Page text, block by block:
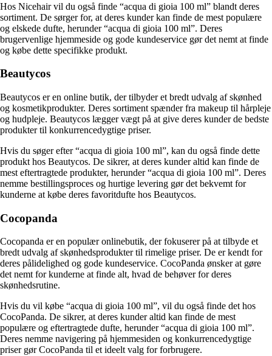
Hos Nicehair vil du også finde “acqua di gioia 100 ml” blandt deres
sortiment. De sørger for, at deres kunder kan finde de mest populære
og elskede dufte, herunder “acqua di gioia 100 ml”. Deres
brugervenlige hjemmeside og gode kundeservice gør det nemt at finde
og købe dette specifikke produkt.
Beautycos
Beautycos er en online butik, der tilbyder et bredt udvalg af skønhed
og kosmetikprodukter. Deres sortiment spænder fra makeup til hårpleje
og hudpleje. Beautycos lægger vægt på at give deres kunder de bedste
produkter til konkurrencedygtige priser.
Hvis du søger efter “acqua di gioia 100 ml”, kan du også finde dette
produkt hos Beautycos. De sikrer, at deres kunder altid kan finde de
mest eftertragtede produkter, herunder “acqua di gioia 100 ml”. Deres
nemme bestillingsproces og hurtige levering gør det bekvemt for
kunderne at købe deres favoritdufte hos Beautycos.
Cocopanda
Cocopanda er en populær onlinebutik, der fokuserer på at tilbyde et
bredt udvalg af skønhedsprodukter til rimelige priser. De er kendt for
deres pålidelighed og gode kundeservice. CocoPanda ønsker at gøre
det nemt for kunderne at finde alt, hvad de behøver for deres
skønhedsrutine.
Hvis du vil købe “acqua di gioia 100 ml”, vil du også finde det hos
CocoPanda. De sikrer, at deres kunder altid kan finde de mest
populære og eftertragtede dufte, herunder “acqua di gioia 100 ml”.
Deres nemme navigering på hjemmesiden og konkurrencedygtige
priser gør CocoPanda til et ideelt valg for forbrugere.